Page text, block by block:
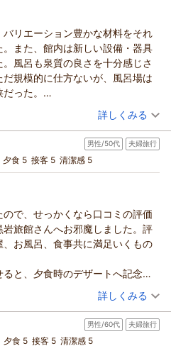
（返信日：2025/11/25）
一人あたり/税込)
館からの返信
ただき、また温かいお言葉をあ
を気に入っていただけ光栄で
心より楽しみにお待ちしており
（返信日：2025/11/07）
リエーション豊かな材料をそれ
また、館内は新しい設備・器具
風呂も泉質の良さを十分感じさ
規模的に仕方ないが、風呂場は
った。
れていると思えるところだった
宿泊設備が点在しており、せっ
ていない印象を持った。
（投稿日：2025/10/21）
行)
州産蕎麦の風味を満喫
一人あたり/税込)
ありがとうございました。
うございます。
とのこと、ご不便をおかけしま
さり感謝いたします。
がありましたら、ぜひゆっくり
詳しくみる
男性/50代 夫婦旅行
夕食 5 接客 5 清潔感 5
で、せっかくなら口コミの評価
旅館さんへお邪魔しました。評
お風呂、食事共に満足いくもの
と、夕食時のデザートへ記念日
も有り難く思いました。感謝の
た。
きます。
（投稿日：2025/10/20）
行)
鹿教湯温泉で山の恵みを堪能 ＜じゃら
詳しくみる
男性/60代 夫婦旅行
夕食 5 接客 5 清潔感 5